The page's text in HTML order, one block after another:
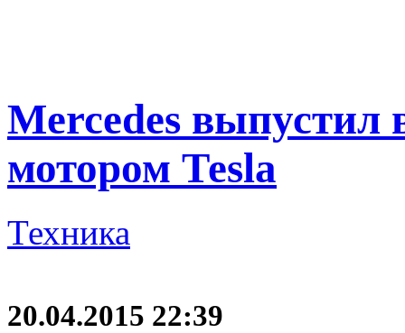
Mercedes выпустил
мотором Теsla
Техника
20.04.2015 22:39